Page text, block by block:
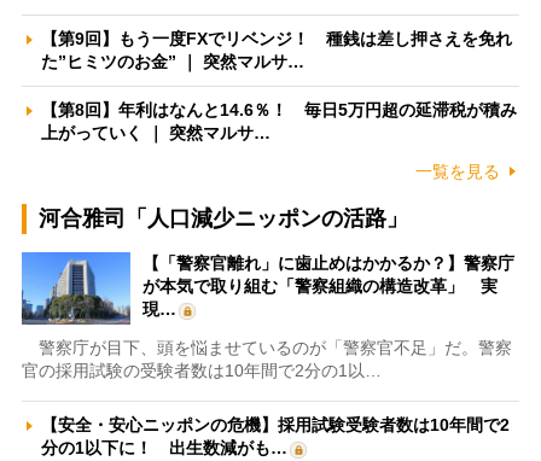
【第9回】もう一度FXでリベンジ！ 種銭は差し押さえを免れ
た”ヒミツのお金” ｜ 突然マルサ…
【第8回】年利はなんと14.6％！ 毎日5万円超の延滞税が積み
上がっていく ｜ 突然マルサ…
一覧を見る
河合雅司「人口減少ニッポンの活路」
【「警察官離れ」に歯止めはかかるか？】警察庁
が本気で取り組む「警察組織の構造改革」 実
現…
警察庁が目下、頭を悩ませているのが「警察官不足」だ。警察
官の採用試験の受験者数は10年間で2分の1以…
【安全・安心ニッポンの危機】採用試験受験者数は10年間で2
分の1以下に！ 出生数減がも…